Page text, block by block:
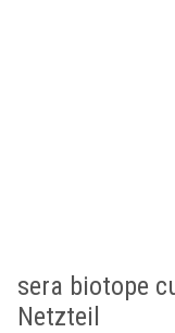
sera biotope
Netzteil